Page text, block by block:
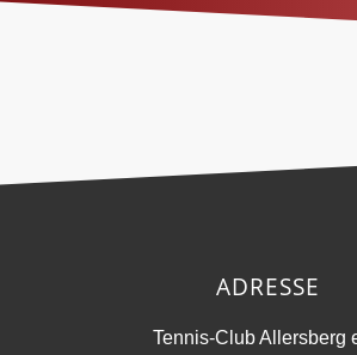
ADRESSE
Tennis-Club Allersberg